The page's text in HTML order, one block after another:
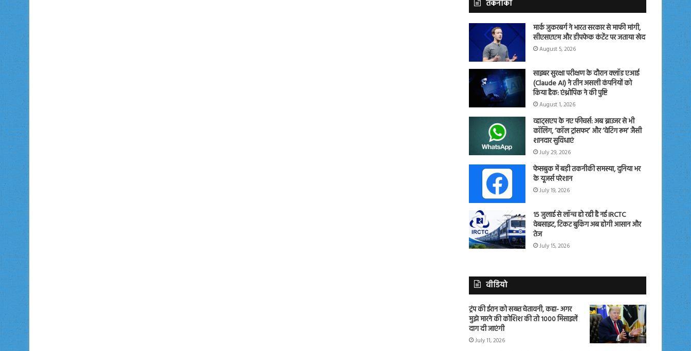
तकनीकी
मार्क जुकरबर्ग ने भारत सरकार से माफी मांगी,
सीएसएएम और डीपफेक कंटेंट पर जताया खेद
August 5, 2026
साइबर सुरक्षा परीक्षण के दौरान क्लॉड एआई
(Claude AI) ने तीन असली कंपनियों को
किया हैक: एंथ्रोपिक ने की पुष्टि
August 1, 2026
व्हाट्सएप के नए फीचर्स: अब ब्राउजर से भी
कॉलिंग, ‘कॉल ट्रांसफर’ और ‘वेटिंग रूम’ जैसी
शानदार सुविधाएं
July 29, 2026
फेसबुक में बड़ी तकनीकी समस्या, दुनिया भर
के यूजर्स परेशान
July 19, 2026
15 जुलाई से लॉन्च हो रही है नई IRCTC
वेबसाइट, टिकट बुकिंग अब होगी आसान और
तेज
July 15, 2026
वीडियो
ट्रंप की ईरान को सख्त चेतावनी, कहा- अगर
मुझे मारने की कोशिश की तो 1000 मिसाइलें
दाग दी जाएंगी
July 11, 2026